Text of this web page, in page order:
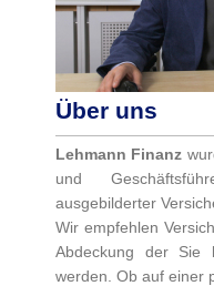
Über uns
Lehmann Finanz
und
ausgebilderter
Wir empfehlen
Abdeckung der Sie
werden. Ob auf einer